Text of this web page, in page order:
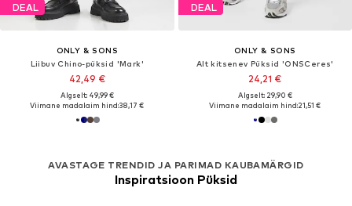
DEAL
ONLY & SONS
Liibuv Chino-püksid 'Mark'
42,49 €
Algselt: 49,99 €
Viimane madalaim hind:38,17 €
DEAL
ONLY & SONS
Alt kitsenev Püksid 'ONSCeres'
24,21 €
Algselt: 29,90 €
Viimane madalaim hind:21,51 €
AVASTAGE TRENDID JA PARIMAD KAUBAMÄRGID
Inspiratsioon Püksid